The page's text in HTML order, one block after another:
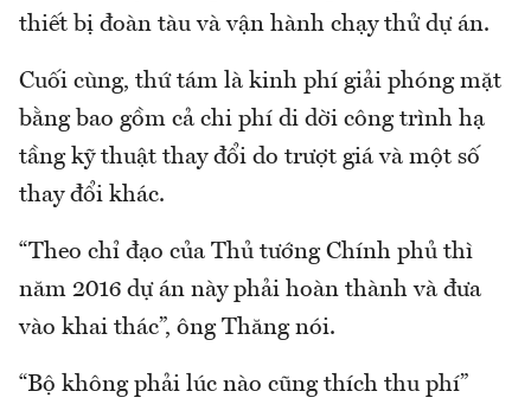
thiết bị đoàn tàu và vận hành chạy thử dự án.
Cuối cùng, thứ tám là kinh phí giải phóng mặt
bằng bao gồm cả chi phí di dời công trình hạ
tầng kỹ thuật thay đổi do trượt giá và một số
thay đổi khác.
“Theo chỉ đạo của Thủ tướng Chính phủ thì
năm 2016 dự án này phải hoàn thành và đưa
vào khai thác”, ông Thăng nói.
“Bộ không phải lúc nào cũng thích thu phí”